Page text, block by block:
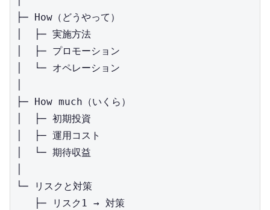
├─ How（どうやって）
│  ├─ 実施方法
│  ├─ プロモーション
│  └─ オペレーション
├─ How much（いくら）
│  ├─ 初期投資
│  ├─ 運用コスト
│  └─ 期待収益
└─ リスクと対策
   ├─ リスク1 → 対策